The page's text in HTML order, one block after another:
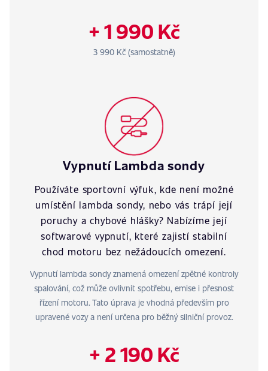
+ 1 990 Kč
3 990 Kč (samostatně)
Vypnutí Lambda sondy
Používáte sportovní výfuk, kde není možné
umístění lambda sondy, nebo vás trápí její
poruchy a chybové hlášky? Nabízíme její
softwarové vypnutí, které zajistí stabilní
chod motoru bez nežádoucích omezení.
Vypnutí lambda sondy znamená omezení zpětné kontroly
spalování, což může ovlivnit spotřebu, emise i přesnost
řízení motoru. Tato úprava je vhodná především pro
upravené vozy a není určena pro běžný silniční provoz.
+ 2 190 Kč